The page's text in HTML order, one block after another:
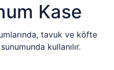
Kase
tavuk ve köfte
kullanılır.